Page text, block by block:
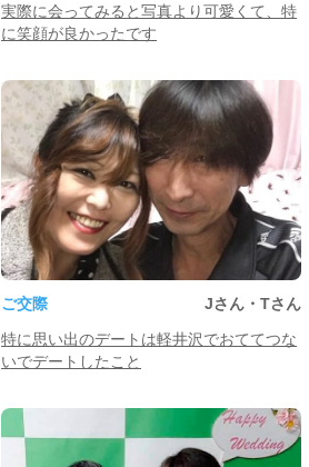
実際に会ってみると写真より可愛くて、特
に笑顔が良かったです
ご交際
Jさん・Tさん
特に思い出のデートは軽井沢でおててつな
いでデートしたこと